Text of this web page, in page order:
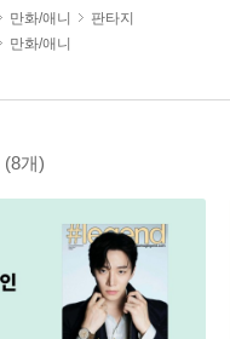
만화/애니
판타지
만화/애니
(8개)